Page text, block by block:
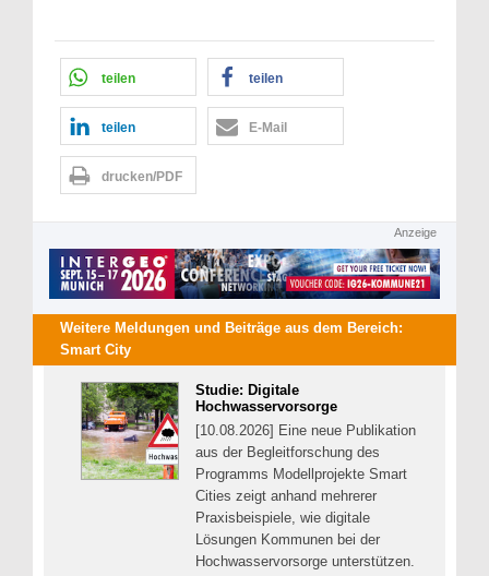
teilen teilen
teilen E-Mail
drucken/PDF
Anzeige
Weitere Meldungen und Beiträge aus dem Bereich:
Smart City
Studie: Digitale
Hochwasservorsorge
[10.08.2026] Eine neue Publikation
aus der Begleitforschung des
Programms Modellprojekte Smart
Cities zeigt anhand mehrerer
Praxisbeispiele, wie digitale
Lösungen Kommunen bei der
Hochwasservorsorge unterstützen.